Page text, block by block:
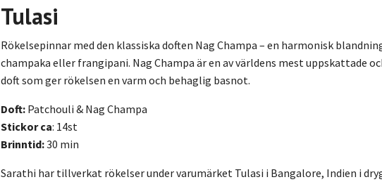
Tulasi
Rökelsepinnar med den klassiska doften Nag Champa – en harmonisk
champaka eller frangipani. Nag Champa är en av världens mest uppskattade
doft som ger rökelsen en varm och behaglig basnot.
Doft: Patchouli & Nag Champa
Stickor ca: 14st
Brinntid:30 min
Sarathi har tillverkat rökelser under varumärket Tulasi i Bangalore, Indien i